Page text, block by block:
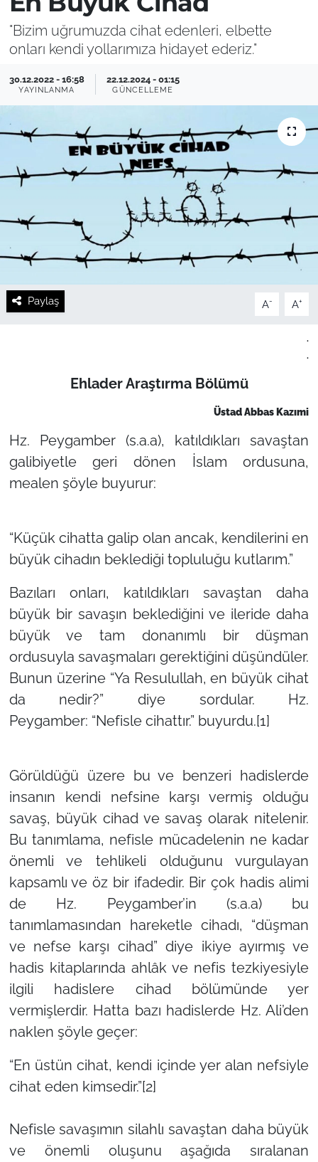
"Bizim uğrumuzda cihat edenleri, elbette
onları kendi yollarımıza hidayet ederiz."
30.12.2022 - 16:58
YAYINLANMA
22.12.2024 - 01:15
GÜNCELLEME
Paylaş A- A+
.
.
Ehlader Araştırma Bölümü
Üstad Abbas Kazımi
Hz. Peygamber (s.a.a), katıldıkları savaştan
galibiyetle geri dönen İslam ordusuna,
mealen şöyle buyurur:
“Küçük cihatta galip olan ancak, kendilerini en
büyük cihadın beklediği topluluğu kutlarım.”
Bazıları onları, katıldıkları savaştan daha
büyük bir savaşın beklediğini ve ileride daha
büyük ve tam donanımlı bir düşman
ordusuyla savaşmaları gerektiğini düşündüler.
Bunun üzerine “Ya Resulullah, en büyük cihat
da nedir?” diye sordular. Hz.
Peygamber: “Nefisle cihattır.” buyurdu.[1]
Görüldüğü üzere bu ve benzeri hadislerde
insanın kendi nefsine karşı vermiş olduğu
savaş, büyük cihad ve savaş olarak nitelenir.
Bu tanımlama, nefisle mücadelenin ne kadar
önemli ve tehlikeli olduğunu vurgulayan
kapsamlı ve öz bir ifadedir. Bir çok hadis alimi
de Hz. Peygamber’in (s.a.a) bu
tanımlamasından hareketle cihadı, “düşman
ve nefse karşı cihad” diye ikiye ayırmış ve
hadis kitaplarında ahlâk ve nefis tezkiyesiyle
ilgili hadislere cihad bölümünde yer
vermişlerdir. Hatta bazı hadislerde Hz. Ali’den
naklen şöyle geçer:
“En üstün cihat, kendi içinde yer alan nefsiyle
cihat eden kimsedir.”[2]
Nefisle savaşımın silahlı savaştan daha büyük
ve önemli oluşunu aşağıda sıralanan